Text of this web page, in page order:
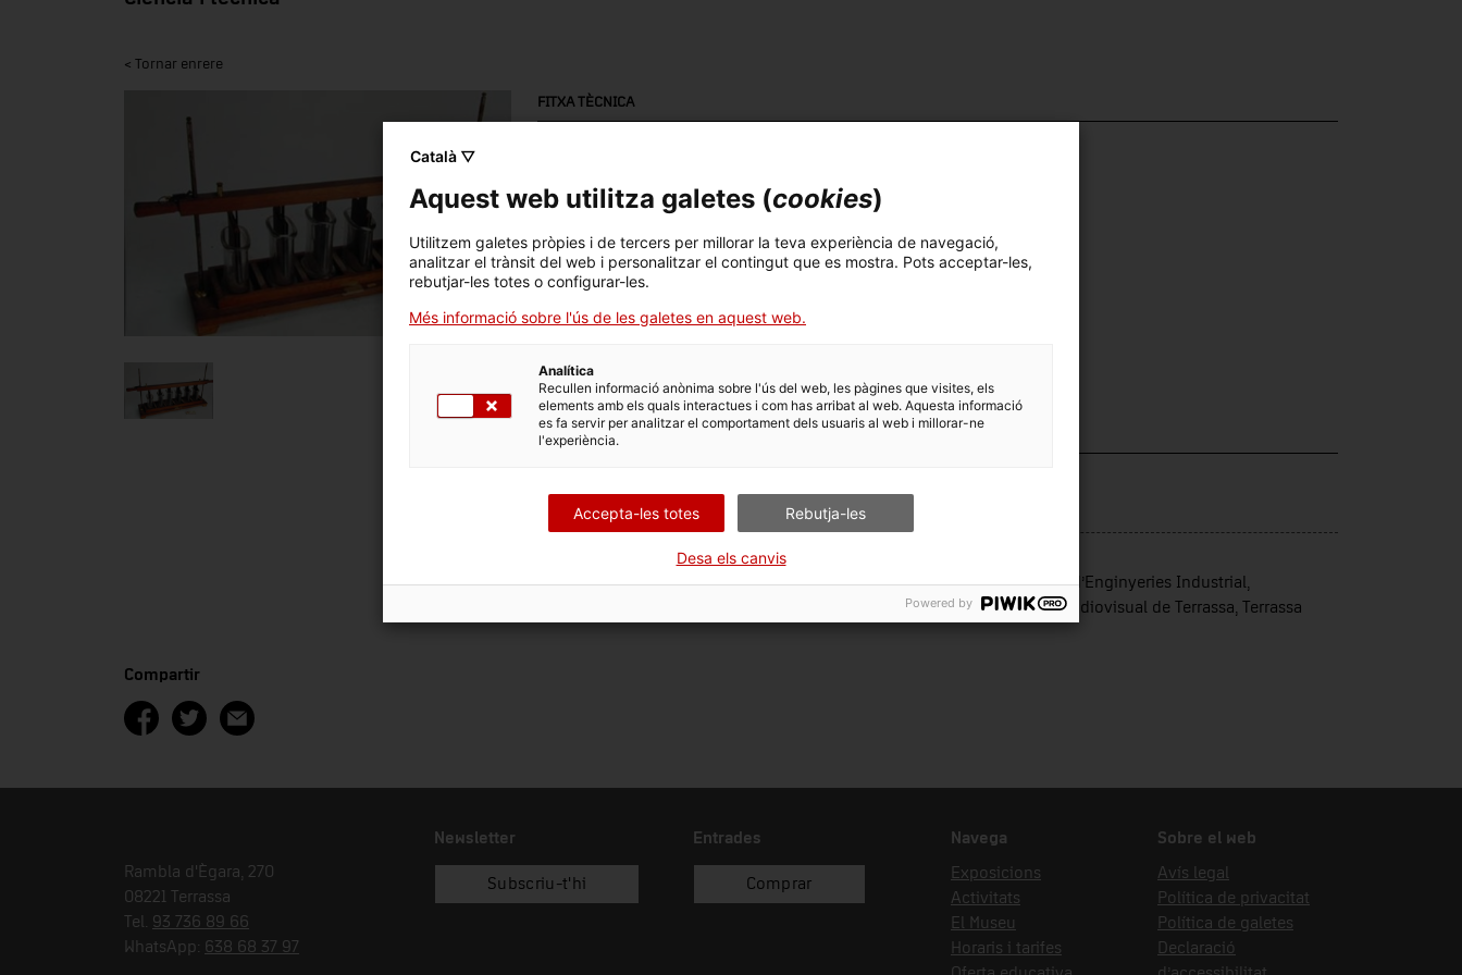
< Tornar enrere
FITXA TÈCNICA
3135
Dimensions: 49 x 75 x
20 cm
Tècnica
DADES DEL MUSEU
Ciència i tècnica
01/01/1985
Forma d'ingrés
donació
Escola Superior d’Enginyeries Industrial,
Aeroespacial i Audiovisual de Terrassa, Terrassa
Compartir
Rambla d'Ègara, 270
08221 Terrassa
Tel. 93 736 89 66
WhatsApp: 638 68 37 97
Newsletter
Subscriu-t'hi
Entrades
Comprar
Navega
Exposicions
Activitats
El Museu
Horaris i tarifes
Sobre el web
Avís legal
Política de privacitat
Política de galetes
Declaració
Català ▽
Aquest web utilitza galetes (cookies)
Utilitzem galetes pròpies i de tercers per millorar la teva experiència de navegació,
analitzar el trànsit del web i personalitzar el contingut que es mostra. Pots acceptar-les,
rebutjar-les totes o configurar-les.
Més informació sobre l'ús de les galetes en aquest web.
Analítica
Recullen informació anònima sobre l'ús del web, les pàgines que visites, els
elements amb els quals interactues i com has arribat al web. Aquesta informació
es fa servir per analitzar el comportament dels usuaris al web i millorar-ne
l'experiència.
Accepta-les totes Rebutja-les
Desa els canvis
Powered by